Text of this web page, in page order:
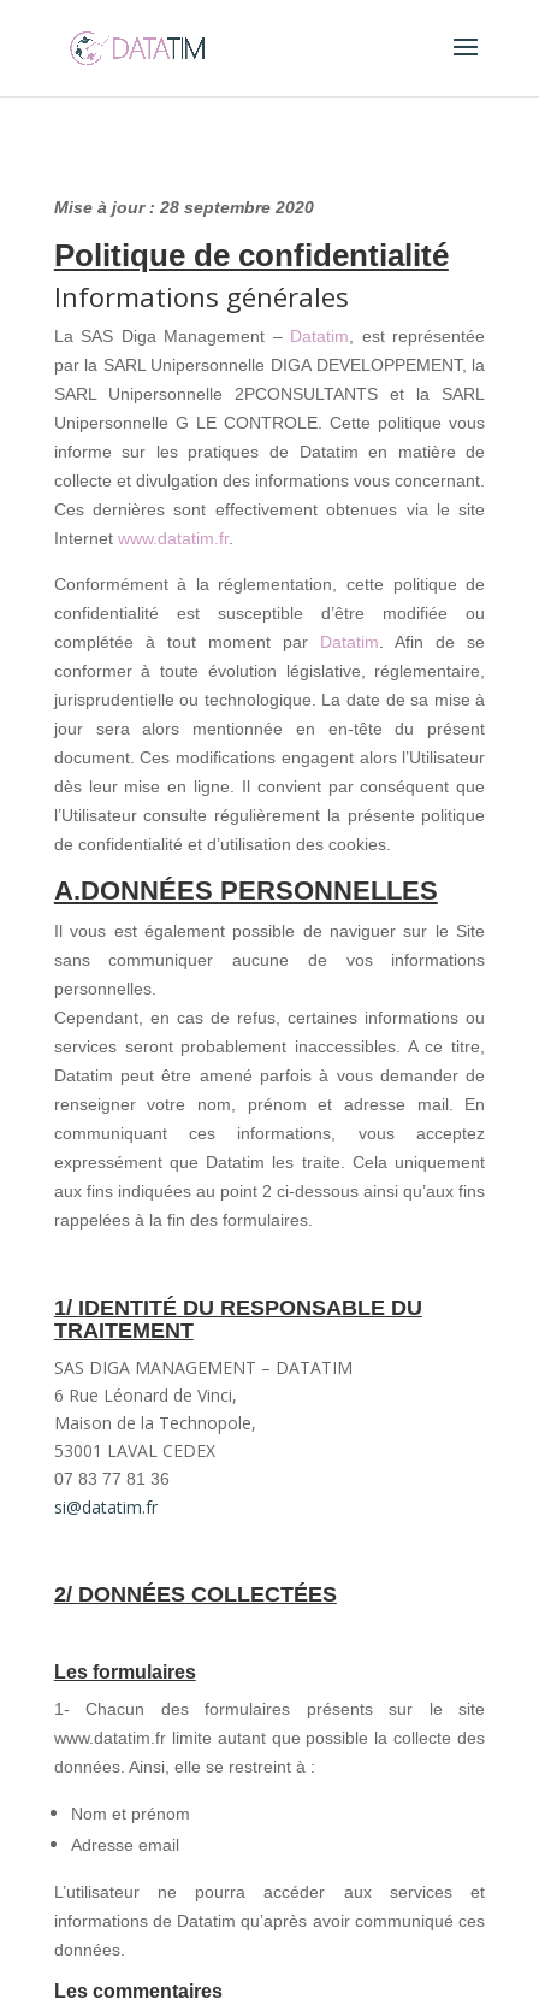
Mise à jour : 28 septembre 2020
Politique de confidentialité
Informations générales
La SAS Diga Management – Datatim , est représentée
par la SARL Unipersonnelle DIGA DEVELOPPEMENT, la
SARL Unipersonnelle 2PCONSULTANTS et la SARL
Unipersonnelle G LE CONTROLE. Cette politique vous
informe sur les pratiques de Datatim en matière de
collecte et divulgation des informations vous concernant.
Ces dernières sont effectivement obtenues via le site
Internet www.datatim.fr.
Conformément à la réglementation, cette politique de
confidentialité est susceptible d’être modifiée ou
complétée à tout moment par Datatim
Afin de se
conformer à toute évolution législative, réglementaire,
jurisprudentielle ou technologique. La date de sa mise à
jour sera alors mentionnée en en-tête du présent
document. Ces modifications engagent alors l’Utilisateur
dès leur mise en ligne. Il convient par conséquent que
l’Utilisateur consulte régulièrement la présente politique
de confidentialité et d’utilisation des cookies.
A.DONNÉES PERSONNELLES
Il vous est également possible de naviguer sur le Site
sans communiquer aucune de vos informations
personnelles.
Cependant, en cas de refus, certaines informations ou
services seront probablement inaccessibles. A ce titre,
Datatim peut être amené parfois à vous demander de
renseigner votre nom, prénom et adresse mail. En
communiquant ces informations, vous acceptez
expressément que Datatim les traite. Cela uniquement
aux fins indiquées au point 2 ci-dessous ainsi qu’aux fins
rappelées à la fin des formulaires.
1/ IDENTITÉDU RESPONSABLE DU
TRAITEMENT
SAS DIGA MANAGEMENT – DATATIM
6 Rue Léonard de Vinci,
Maison de la Technopole,
53001 LAVAL CEDEX
07 83 77 81 36
si@datatim.fr
2/ DONNÉES COLLECTÉES
Les formulaires
1- Chacun des formulaires présents sur le site
www.datatim.fr limite autant que possible la collecte des
données. Ainsi, elle se restreint à :
Nom et prénom
Adresse email
L’utilisateur ne pourra accéder aux services et
informations de Datatim qu’après avoir communiqué ces
données.
Les commentaires